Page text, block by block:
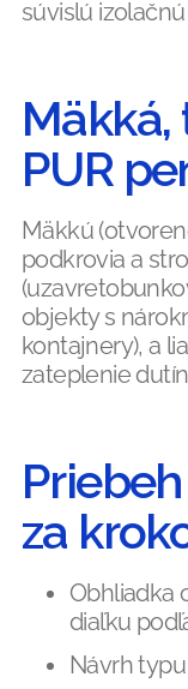
súvislú
PUR
Mäkkú
podkrovia a
objekty s
kontajnery), a
zateplenie
za
Obhliadka
diaľku
Návrh